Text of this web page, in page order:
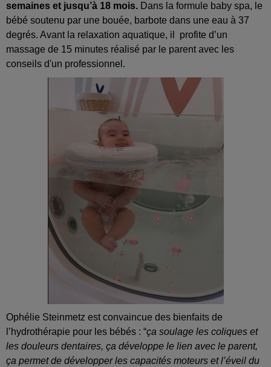
semaines et jusqu’à 18 mois. Dans la formule baby spa, le
bébé soutenu par une bouée, barbote dans une eau à 37
degrés. Avant la relaxation aquatique, il profite d’un
massage de 15 minutes réalisé par le parent avec les
conseils d'un professionnel.
Ophélie Steinmetz est convaincue des bienfaits de
l’hydrothérapie pour les bébés : “ça soulage les coliques et
les douleurs dentaires, ça développe le lien avec le parent,
ça permet de développer les capacités moteurs et l’éveil du